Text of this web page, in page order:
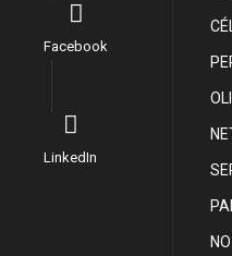
Facebook
LinkedIn